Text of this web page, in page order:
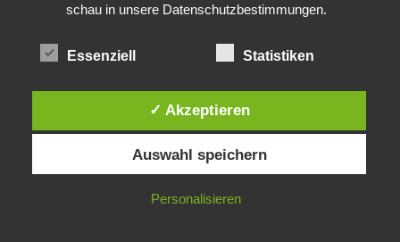
schau in unsere Datenschutzbestimmungen.
Essenziell Statistiken
✓ Akzeptieren
Auswahl speichern
Personalisieren